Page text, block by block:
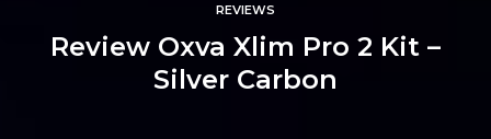
REVIEWS
Review Oxva Xlim Pro 2 Kit –
Silver Carbon